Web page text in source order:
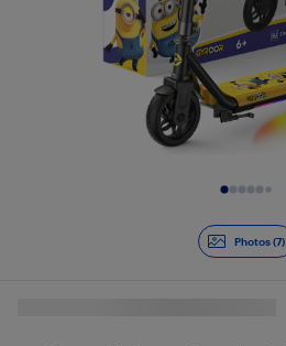
Photos (7)